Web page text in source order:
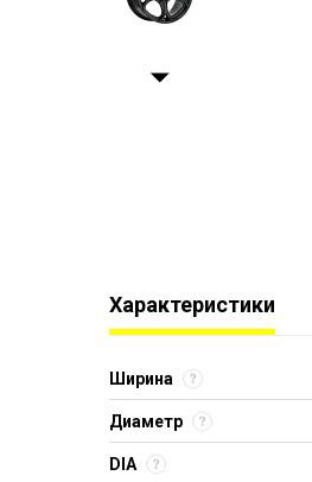
Характеристики
Ширина
Диаметр
DIA